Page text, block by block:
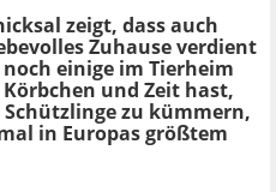
zeigt, dass auch
Zuhause verdient
einige im Tierheim
und Zeit hast,
zu kümmern,
in Europas größtem